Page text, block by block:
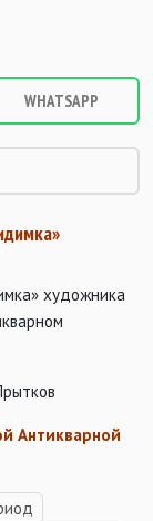
WHATSAPP
художника
Антикварной